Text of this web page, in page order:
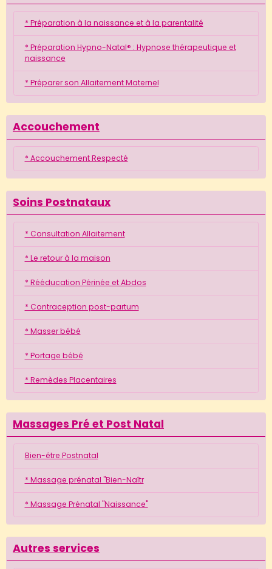
* Préparation à la naissance et à la parentalité
* Préparation Hypno-Natal® : Hypnose thérapeutique et
naissance
* Préparer son Allaitement Maternel
Accouchement
* Accouchement Respecté
Soins Postnataux
* Consultation Allaitement
* Le retour à la maison
* Rééducation Périnée et Abdos
* Contraception post-partum
* Masser bébé
* Portage bébé
* Remèdes Placentaires
Massages Pré et Post Natal
Bien-être Postnatal
* Massage prénatal "Bien-Naîtr
* Massage Prénatal "Naissance"
Autres services